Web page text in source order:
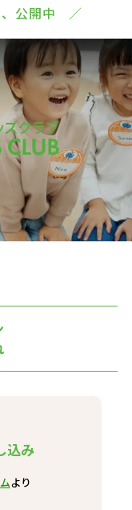
、公開中 ／
込み
より